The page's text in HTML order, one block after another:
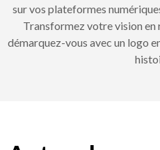
sur vos plateformes
Transformez votre vision
démarquez-vous avec un logo